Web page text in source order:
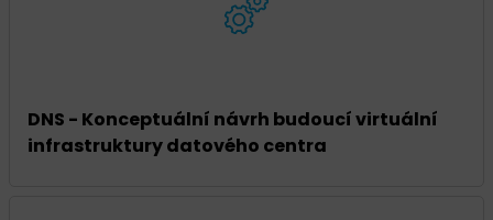
DNS - Konceptuální návrh budoucí virtuální
infrastruktury datového centra